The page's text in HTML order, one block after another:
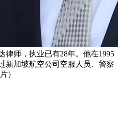
律师，执业已有28年。他在1995
新加坡航空公司空服人员、警察
）